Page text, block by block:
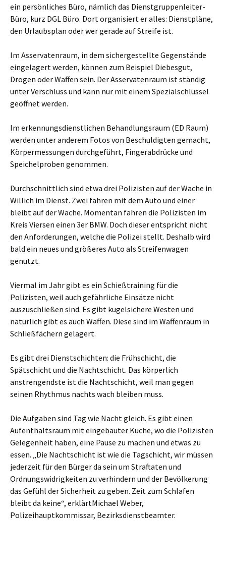
ein persönliches Büro, nämlich das Dienstgruppenleiter-
Büro, kurz DGL Büro. Dort organisiert er alles: Dienstpläne,
den Urlaubsplan oder wer gerade auf Streife ist.
Im Asservatenraum, in dem sichergestellte Gegenstände
eingelagert werden, können zum Beispiel Diebesgut,
Drogen oder Waffen sein. Der Asservatenraum ist ständig
unter Verschluss und kann nur mit einem Spezialschlüssel
geöffnet werden.
Im erkennungsdienstlichen Behandlungsraum (ED Raum)
werden unter anderem Fotos von Beschuldigten gemacht,
Körpermessungen durchgeführt, Fingerabdrücke und
Speichelproben genommen.
Durchschnittlich sind etwa drei Polizisten auf der Wache in
Willich im Dienst. Zwei fahren mit dem Auto und einer
bleibt auf der Wache. Momentan fahren die Polizisten im
Kreis Viersen einen 3er BMW. Doch dieser entspricht nicht
den Anforderungen, welche die Polizei stellt. Deshalb wird
bald ein neues und größeres Auto als Streifenwagen
genutzt.
Viermal im Jahr gibt es ein Schießtraining für die
Polizisten, weil auch gefährliche Einsätze nicht
auszuschließen sind. Es gibt kugelsichere Westen und
natürlich gibt es auch Waffen. Diese sind im Waffenraum in
Schließfächern gelagert.
Es gibt drei Dienstschichten: die Frühschicht, die
Spätschicht und die Nachtschicht. Das körperlich
anstrengendste ist die Nachtschicht, weil man gegen
seinen Rhythmus nachts wach bleiben muss.
Die Aufgaben sind Tag wie Nacht gleich. Es gibt einen
Aufenthaltsraum mit eingebauter Küche, wo die Polizisten
Gelegenheit haben, eine Pause zu machen und etwas zu
essen. „Die Nachtschicht ist wie die Tagschicht, wir müssen
jederzeit für den Bürger da sein um Straftaten und
Ordnungswidrigkeiten zu verhindern und der Bevölkerung
das Gefühl der Sicherheit zu geben. Zeit zum Schlafen
bleibt da keine“, erklärtMichael Weber,
Polizeihauptkommissar, Bezirksdienstbeamter.